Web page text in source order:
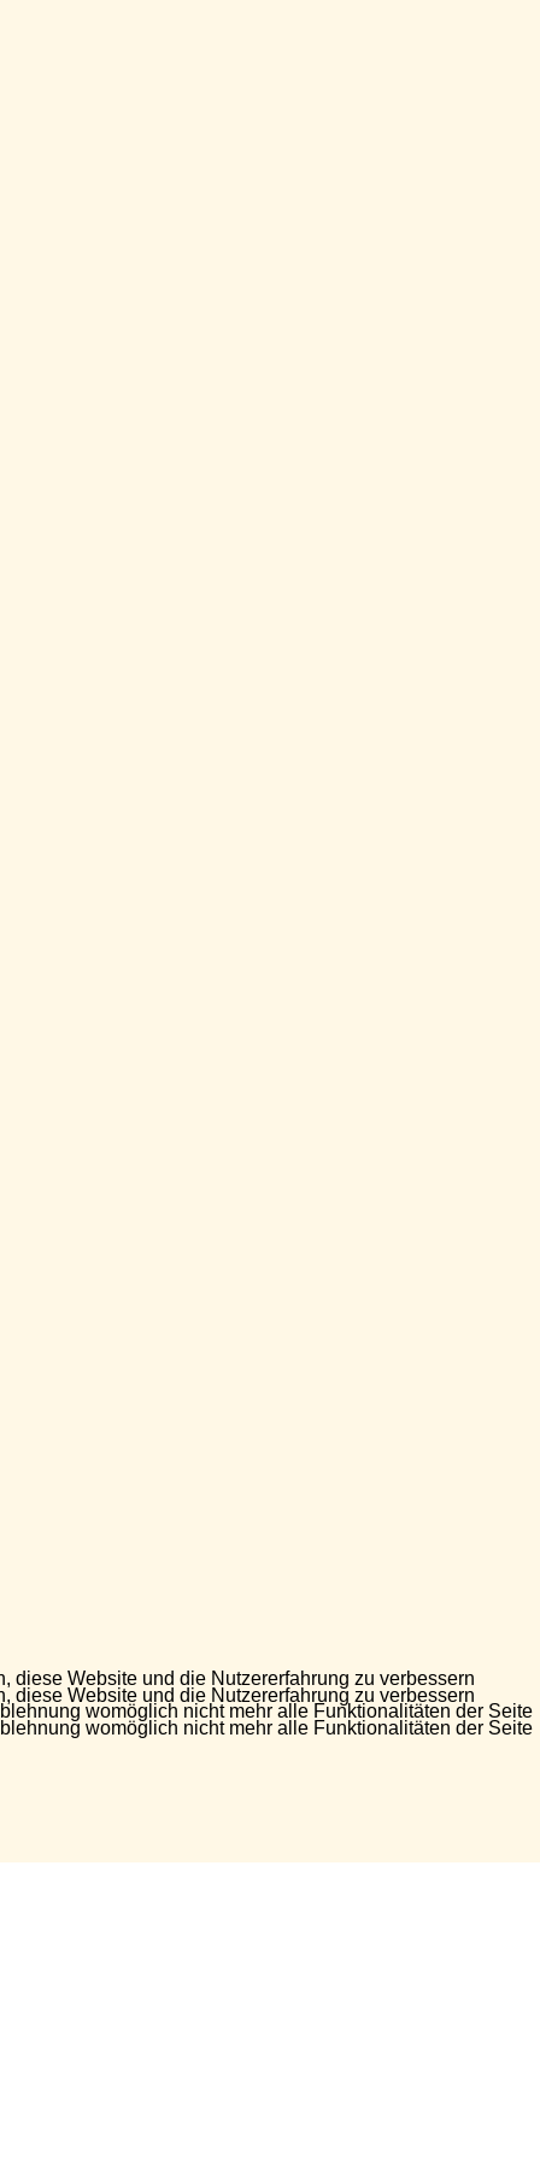
diese Website und die Nutzererfahrung zu verbessern
womöglich nicht mehr alle Funktionalitäten der Seite
diese Website und die Nutzererfahrung zu verbessern
womöglich nicht mehr alle Funktionalitäten der Seite